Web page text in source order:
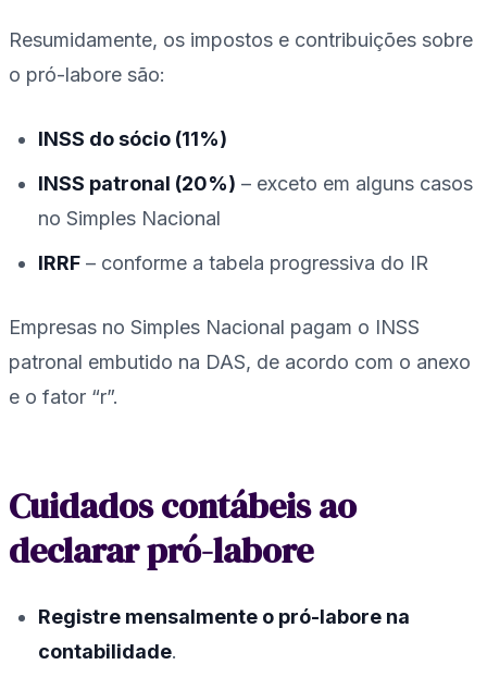
Resumidamente, os impostos e contribuições sobre
o pró-labore são:
INSS do sócio (11%)
INSS patronal (20%) – exceto em alguns casos
no Simples Nacional
IRRF – conforme a tabela progressiva do IR
Empresas no Simples Nacional pagam o INSS
patronal embutido na DAS, de acordo com o anexo
e o fator “r”.
Cuidados contábeis ao
declarar pró-labore
Registre mensalmente o pró-labore na
contabilidade.